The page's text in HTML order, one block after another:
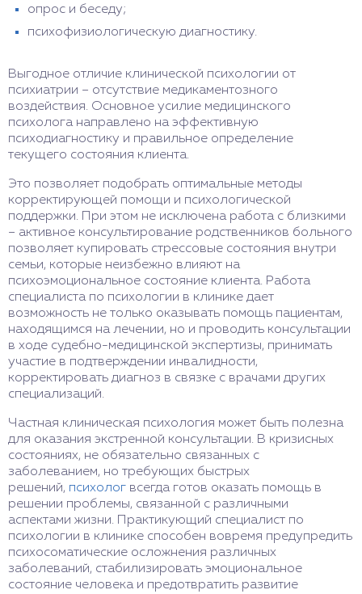
опрос и беседу;
психофизиологическую диагностику.
Выгодное отличие клинической психологии от
психиатрии – отсутствие медикаментозного
воздействия. Основное усилие медицинского
психолога направлено на эффективную
психодиагностику и правильное определение
текущего состояния клиента.
Это позволяет подобрать оптимальные методы
корректирующей помощи и психологической
поддержки. При этом не исключена работа с близкими
– активное консультирование родственников больного
позволяет купировать стрессовые состояния внутри
семьи, которые неизбежно влияют на
психоэмоциональное состояние клиента. Работа
специалиста по психологии в клинике дает
возможность не только оказывать помощь пациентам,
находящимся на лечении, но и проводить консультации
в ходе судебно-медицинской экспертизы, принимать
участие в подтверждении инвалидности,
корректировать диагноз в связке с врачами других
специализаций.
Частная клиническая психология может быть полезна
для оказания экстренной консультации. В кризисных
состояниях, не обязательно связанных с
заболеванием, но требующих быстрых
решений, психолог всегда готов оказать помощь в
решении проблемы, связанной с различными
аспектами жизни. Практикующий специалист по
психологии в клинике способен вовремя предупредить
психосоматические осложнения различных
заболеваний, стабилизировать эмоциональное
состояние человека и предотвратить развитие